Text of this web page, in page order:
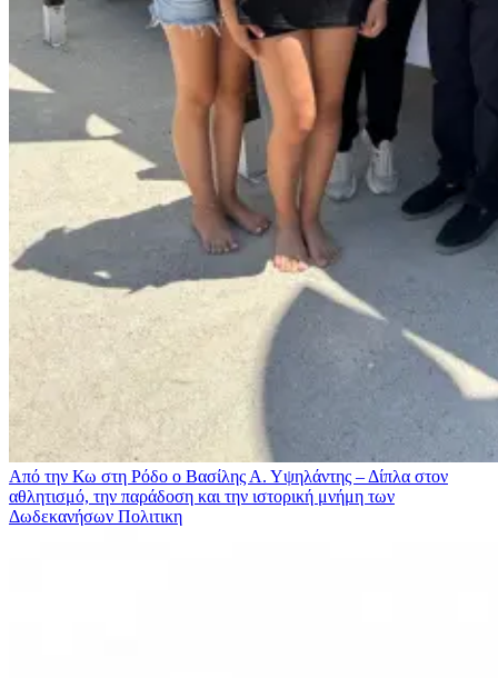
Από την Κω στη Ρόδο ο Βασίλης Α. Υψηλάντης – Δίπλα στον
αθλητισμό, την παράδοση και την ιστορική μνήμη των
Δωδεκανήσων Πολιτικη